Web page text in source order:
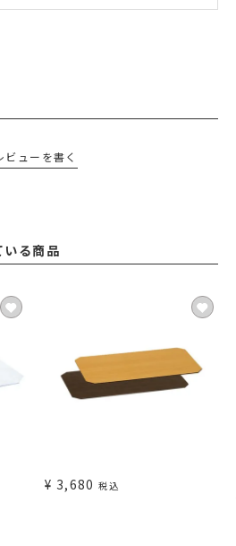
ビューを書く
いる商品
¥ 3,680 税込